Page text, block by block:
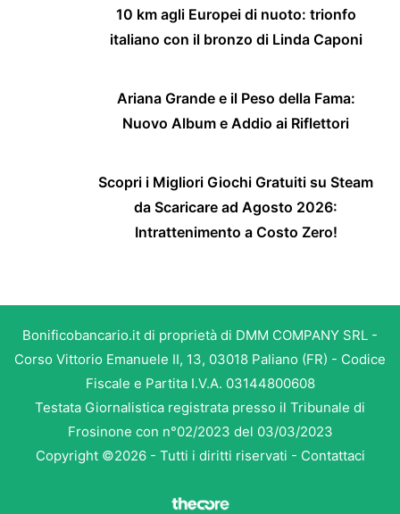
10 km agli Europei di nuoto: trionfo
italiano con il bronzo di Linda Caponi
Ariana Grande e il Peso della Fama:
Nuovo Album e Addio ai Riflettori
Scopri i Migliori Giochi Gratuiti su Steam
da Scaricare ad Agosto 2026:
Intrattenimento a Costo Zero!
Bonificobancario.it di proprietà di DMM COMPANY SRL -
Corso Vittorio Emanuele II, 13, 03018 Paliano (FR) - Codice
Fiscale e Partita I.V.A. 03144800608
Testata Giornalistica registrata presso il Tribunale di
Frosinone con n°02/2023 del 03/03/2023
Copyright ©2026 - Tutti i diritti riservati - Contattaci